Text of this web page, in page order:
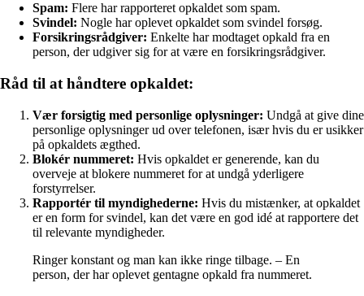
Spam: Flere har rapporteret opkaldet som spam.
Svindel: Nogle har oplevet opkaldet som svindel forsøg.
Forsikringsrådgiver: Enkelte har modtaget opkald fra en
person, der udgiver sig for at være en forsikringsrådgiver.
Råd til at håndtere opkaldet:
Vær forsigtig med personlige oplysninger: Undgå at give dine
personlige oplysninger ud over telefonen, især hvis du er usikker
på opkaldets ægthed.
Blokér nummeret: Hvis opkaldet er generende, kan du
overveje at blokere nummeret for at undgå yderligere
forstyrrelser.
Rapportér til myndighederne: Hvis du mistænker, at opkaldet
er en form for svindel, kan det være en god idé at rapportere det
til relevante myndigheder.
Ringer konstant og man kan ikke ringe tilbage. – En
person, der har oplevet gentagne opkald fra nummeret.